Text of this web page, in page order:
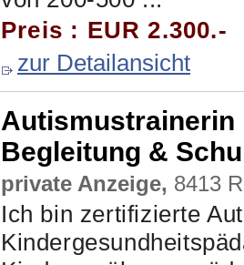
Preis : EUR 2.300.-
zur Detailansicht
Autismustrainerin
Begleitung &
private Anzeige, 8413
Ich bin zertifizierte